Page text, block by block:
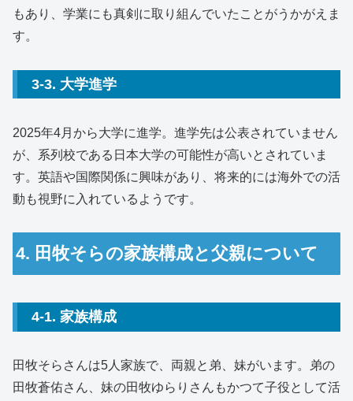
もあり、学業にも真剣に取り組んでいたことがうかがえま
す。
3-3. 大学進学
2025年4月から大学に進学。進学先は公表されていません
が、系列校である日本大学の可能性が高いとされていま
す。英語や国際関係に興味があり、将来的には海外での活
動も視野に入れているようです。
4. 田牧そらの家族構成と父親について
4-1. 家族構成
田牧そらさんは5人家族で、両親と弟、妹がいます。弟の
田牧蒼佑さん、妹の田牧ゆらりさんもかつて子役として活